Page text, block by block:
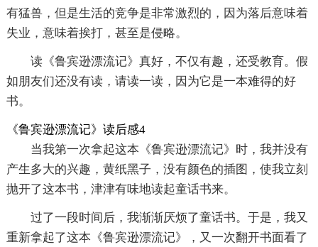
有猛兽，但是生活的竞争是非常激烈的，因为落后意味着
失业，意味着挨打，甚至是侵略。
读《鲁宾逊漂流记》真好，不仅有趣，还受教育。假
如朋友们还没有读，请读一读，因为它是一本难得的好
书。
《鲁宾逊漂流记》读后感4
当我第一次拿起这本《鲁宾逊漂流记》时，我并没有
产生多大的兴趣，黄纸黑子，没有颜色的插图，使我立刻
抛开了这本书，津津有味地读起童话书来。
过了一段时间后，我渐渐厌烦了童话书。于是，我又
重新拿起了这本《鲁宾逊漂流记》，又一次翻开书面看了